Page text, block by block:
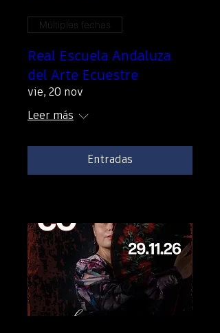
Múltiples fechas
Real Escuela Andaluza
del Arte Ecuestre
vie, 20 nov
Leer más
Entradas